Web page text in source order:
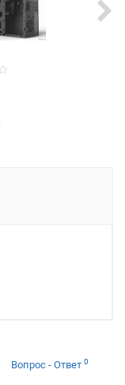
Вопрос - Ответ 0